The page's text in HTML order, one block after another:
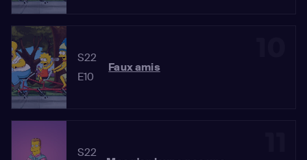
S22
E10
Faux amis
S22